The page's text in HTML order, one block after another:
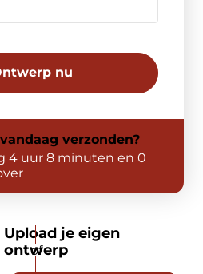
nu
vandaag verzonden?
4 uur 8 minuten en 0
Upload je eigen
ontwerp